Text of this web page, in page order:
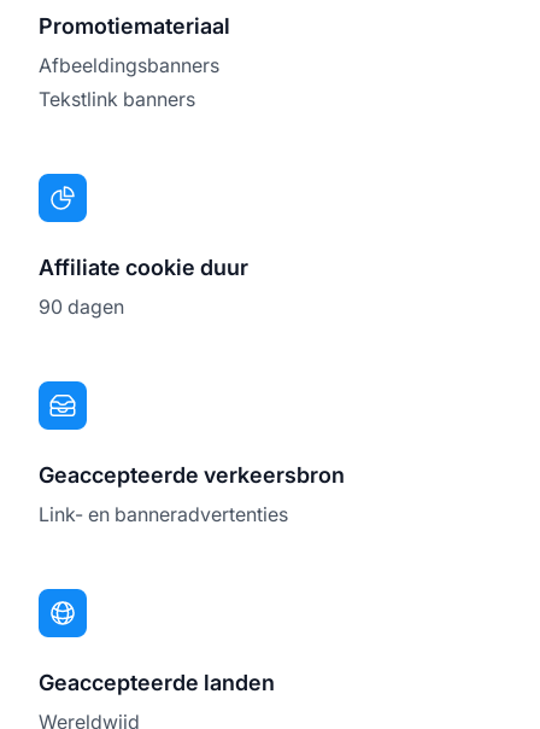
Promotiemateriaal
Afbeeldingsbanners
Tekstlink banners
Affiliate cookie duur
90 dagen
Geaccepteerde verkeersbron
Link- en banneradvertenties
Geaccepteerde landen
Wereldwijd